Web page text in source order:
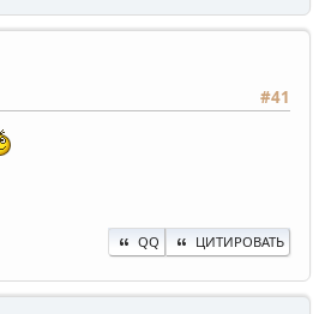
#41
QQ ЦИТИРОВАТЬ